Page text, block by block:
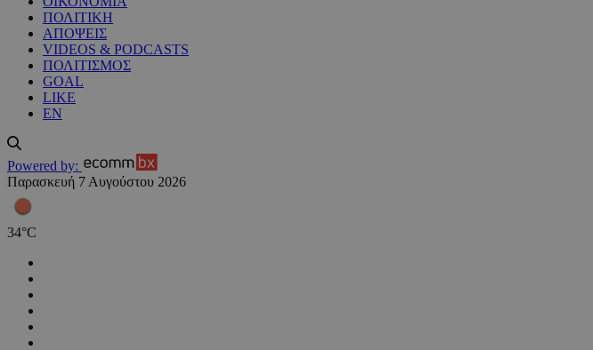
ΠΟΛΙΤΙΚΗ
ΑΠΟΨΕΙΣ
VIDEOS & PODCASTS
ΠΟΛΙΤΙΣΜΟΣ
GOAL
LIKE
EN
Powered by:
Παρασκευή 7 Αυγούστου 2026
34°C